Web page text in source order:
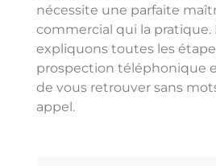
nécessite une parfaite
commercial qui la pratique.
expliquons toutes les
prospection téléphonique
de vous retrouver sans
appel.